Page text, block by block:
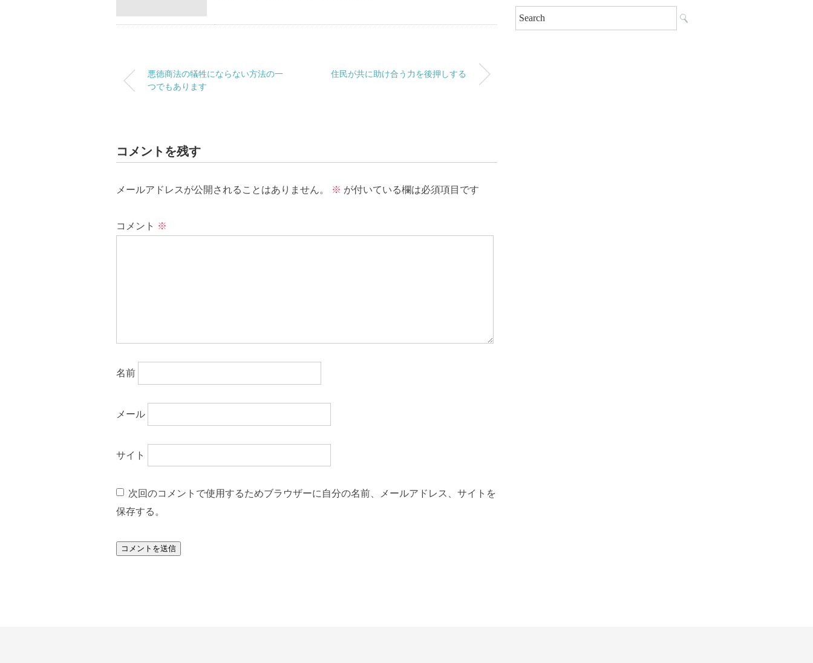
悪徳商法の犠牲にならない方法の一
つでもあります
住民が共に助け合う力を後押しする
コメントを残す
メールアドレスが公開されることはありません。 ※ が付いている欄は必須項目です
コメント ※
名前
メール
サイト
次回のコメントで使用するためブラウザーに自分の名前、メールアドレス、サイトを
保存する。